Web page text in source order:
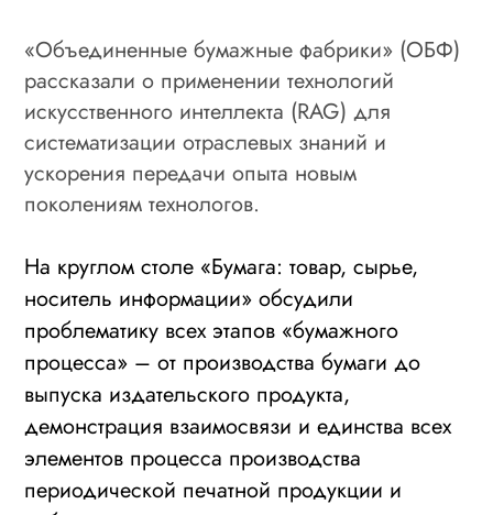
«Объединенные бумажные фабрики» (ОБФ)
рассказали о применении технологий
искусственного интеллекта (RAG) для
систематизации отраслевых знаний и
ускорения передачи опыта новым
поколениям технологов.
На круглом столе «Бумага: товар, сырье,
носитель информации» обсудили
проблематику всех этапов «бумажного
процесса» – от производства бумаги до
выпуска издательского продукта,
демонстрация взаимосвязи и единства всех
элементов процесса производства
периодической печатной продукции и